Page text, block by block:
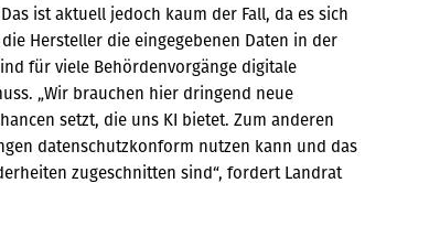
ist aktuell jedoch kaum der Fall, da es sich
Hersteller die eingegebenen Daten in der
für viele Behördenvorgänge digitale
„Wir brauchen hier dringend neue
setzt, die uns KI bietet. Zum anderen
datenschutzkonform nutzen kann und das
zugeschnitten sind“, fordert Landrat